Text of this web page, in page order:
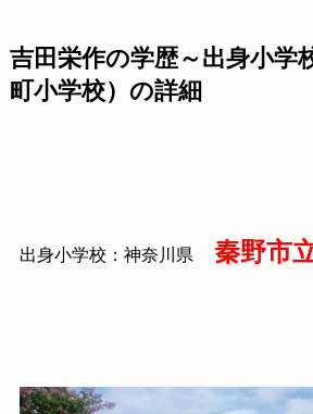
吉田栄作の学歴～出身小学
町小学校）の詳細
出身小学校：神奈川県 秦野市